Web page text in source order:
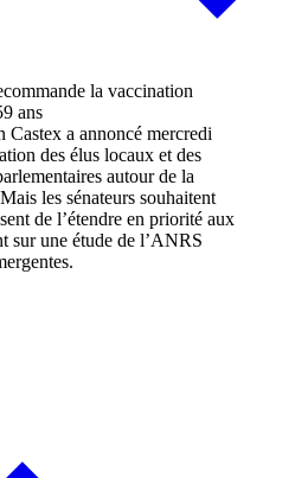
Castex a annoncé mercredi
des élus locaux et des
autour de la
les sénateurs souhaitent
de l’étendre en priorité aux
sur une étude de l’ANRS